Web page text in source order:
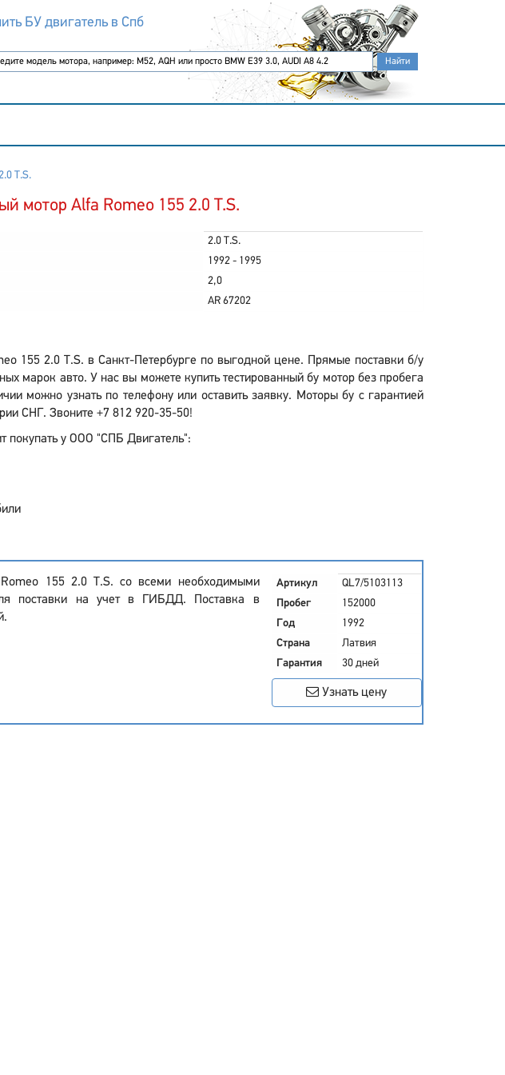
БУ двигатель в Спб
T.S.
мотор Alfa Romeo 155 2.0 T.S.
2.0 T.S.
1992 - 1995
2,0
AR 67202
155 2.0 T.S. в Санкт-Петербурге по выгодной цене. Прямые поставки б/у
марок авто. У нас вы можете купить тестированный бу мотор без пробега
можно узнать по телефону или оставить заявку. Моторы бу с гарантией
СНГ. Звоните +7 812 920-35-50!
покупать у ООО "СПБ Двигатель":
155 2.0 T.S. со всеми необходимыми
поставки на учет в ГИБДД. Поставка в
Артикул
QL7/5103113
Пробег
152000
Год
1992
Страна
Латвия
Гарантия
30 дней
Узнать цену